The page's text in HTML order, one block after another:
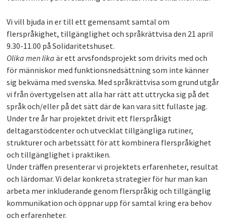
Vi vill bjuda in er till ett gemensamt samtal om
flerspråkighet, tillgänglighet och språkrättvisa den 21 april
9.30-11.00 på Solidaritetshuset.
Olika men lika är ett arvsfondsprojekt som drivits med och
för människor med funktionsnedsättning som inte känner
sig bekväma med svenska. Med språkrättvisa som grund utgår
vi från övertygelsen att alla har rätt att uttrycka sig på det
språk och/eller på det sätt där de kan vara sitt fullaste jag.
Under tre år har projektet drivit ett flerspråkigt
deltagarstödcenter och utvecklat tillgängliga rutiner,
strukturer och arbetssätt för att kombinera flerspråkighet
och tillgänglighet i praktiken.
Under träffen presenterar vi projektets erfarenheter, resultat
och lärdomar. Vi delar konkreta strategier för hur man kan
arbeta mer inkluderande genom flerspråkig och tillgänglig
kommunikation och öppnar upp för samtal kring era behov
och erfarenheter.